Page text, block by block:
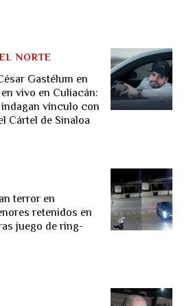
Gastélum en
vivo en Culiacán:
vínculo con
Cártel de Sinaloa
NORTE
terror en
retenidos en
juego de ring-